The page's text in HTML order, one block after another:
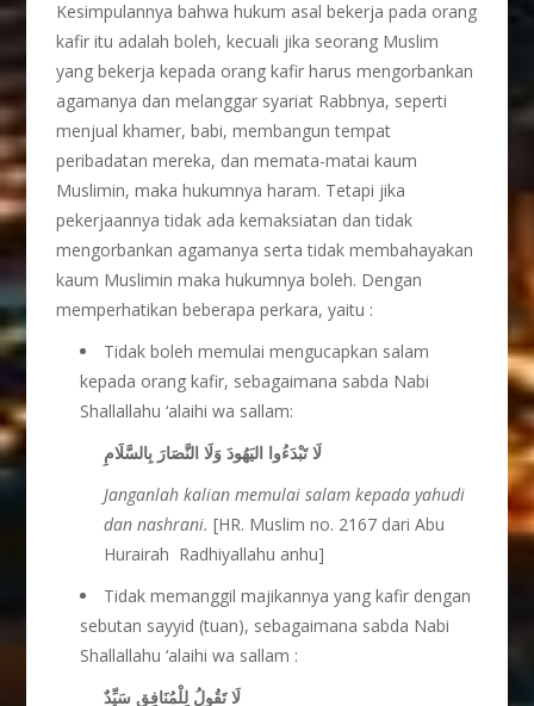
Kesimpulannya bahwa hukum asal bekerja pada orang
kafir itu adalah boleh, kecuali jika seorang Muslim
yang bekerja kepada orang kafir harus mengorbankan
agamanya dan melanggar syariat Rabbnya, seperti
menjual khamer, babi, membangun tempat
peribadatan mereka, dan memata-matai kaum
Muslimin, maka hukumnya haram. Tetapi jika
pekerjaannya tidak ada kemaksiatan dan tidak
mengorbankan agamanya serta tidak membahayakan
kaum Muslimin maka hukumnya boleh. Dengan
memperhatikan beberapa perkara, yaitu :
Tidak boleh memulai mengucapkan salam
kepada orang kafir, sebagaimana sabda Nabi
Shallallahu ‘alaihi wa sallam:
لَا تَبْدَءُوا اليَهُودَ وَلَا النَّصَارَ بِالسَّلَامِ
Janganlah kalian memulai salam kepada yahudi
dan nashrani. [HR. Muslim no. 2167 dari Abu
Hurairah Radhiyallahu anhu]
Tidak memanggil majikannya yang kafir dengan
sebutan sayyid (tuan), sebagaimana sabda Nabi
Shallallahu ‘alaihi wa sallam :
لَا تَقُولُ لِلْمُنَافِقِ سَيِّدٌ